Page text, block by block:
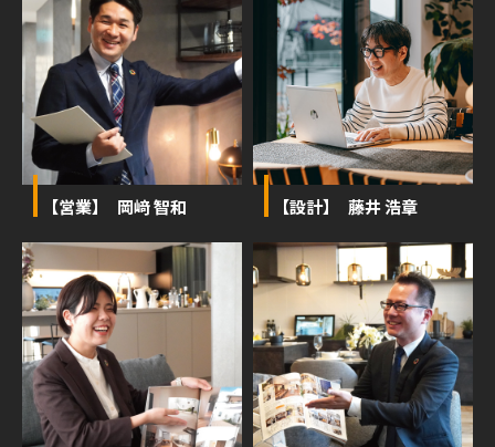
【営業】 岡﨑 智和 【設計】 藤井 浩章